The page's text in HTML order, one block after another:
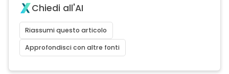
Chiedi all'AI
Riassumi questo articolo
Approfondisci con altre fonti